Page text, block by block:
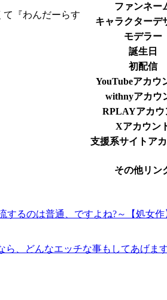
ファンネー
キャラクターデ
モデラー
誕生日
初配信
YouTubeアカウ
withnyアカウ
RPLAYアカウ
Xアカウン
支援系サイトア
その他リン
『わんだーらす
るのは普通、ですよね?～【処女
、どんなエッチな事もしてあげま